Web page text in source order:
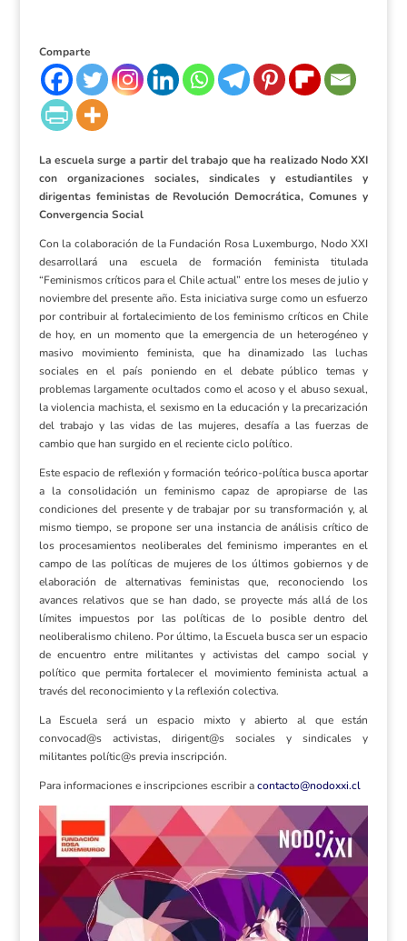
Comparte
La escuela surge a partir del trabajo que ha realizado Nodo XXI
con organizaciones sociales, sindicales y estudiantiles y
dirigentas feministas de Revolución Democrática, Comunes y
Convergencia Social
Con la colaboración de la Fundación Rosa Luxemburgo, Nodo XXI
desarrollará una escuela de formación feminista titulada
“Feminismos críticos para el Chile actual” entre los meses de julio y
noviembre del presente año. Esta iniciativa surge como un esfuerzo
por contribuir al fortalecimiento de los feminismo críticos en Chile
de hoy, en un momento que la emergencia de un heterogéneo y
masivo movimiento feminista, que ha dinamizado las luchas
sociales en el país poniendo en el debate público temas y
problemas largamente ocultados como el acoso y el abuso sexual,
la violencia machista, el sexismo en la educación y la precarización
del trabajo y las vidas de las mujeres, desafía a las fuerzas de
cambio que han surgido en el reciente ciclo político.
Este espacio de reflexión y formación teórico-política busca aportar
a la consolidación un feminismo capaz de apropiarse de las
condiciones del presente y de trabajar por su transformación y, al
mismo tiempo, se propone ser una instancia de análisis crítico de
los procesamientos neoliberales del feminismo imperantes en el
campo de las políticas de mujeres de los últimos gobiernos y de
elaboración de alternativas feministas que, reconociendo los
avances relativos que se han dado, se proyecte más allá de los
límites impuestos por las políticas de lo posible dentro del
neoliberalismo chileno. Por último, la Escuela busca ser un espacio
de encuentro entre militantes y activistas del campo social y
político que permita fortalecer el movimiento feminista actual a
través del reconocimiento y la reflexión colectiva.
La Escuela será un espacio mixto y abierto al que están
convocad@s activistas, dirigent@s sociales y sindicales y
militantes polític@s previa inscripción.
Para informaciones e inscripciones escribir acontacto@nodoxxi.cl